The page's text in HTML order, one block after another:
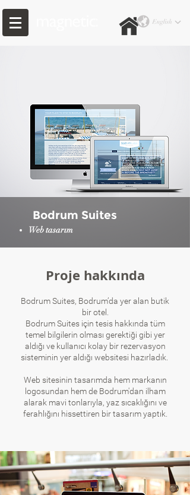
Bodrum Suites
Web tasarım
Proje hakkında
Bodrum Suites, Bodrum’da yer alan butik
bir otel.
Bodrum Suites için tesis hakkında tüm
temel bilgilerin olması gerektiği gibi yer
aldığı ve kullanıcı kolay bir rezervasyon
sisteminin yer aldığı websitesi hazırladık.
Web sitesinin tasarımda hem markanın
logosundan hem de Bodrum'dan ilham
alarak mavi tonlarıyla, yaz sıcaklığını ve
ferahlığını hissettiren bir tasarım yaptık.